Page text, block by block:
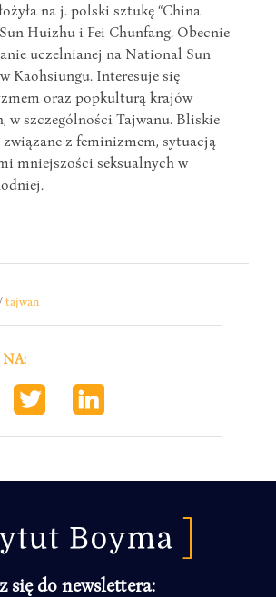
na j. polski sztukę “China
Huizhu i Fei Chunfang. Obecnie
uczelnianej na National Sun
Kaohsiungu. Interesuje się
oraz popkulturą krajów
w szczególności Tajwanu. Bliskie
z feminizmem, sytuacją
mniejszości seksualnych w
/tajwan
się do newslettera: